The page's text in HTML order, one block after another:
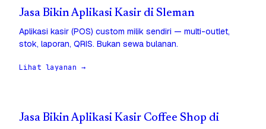
Jasa Bikin Aplikasi Kasir di Sleman
Aplikasi kasir (POS) custom milik sendiri — multi-outlet,
stok, laporan, QRIS. Bukan sewa bulanan.
Lihat layanan →
Jasa Bikin Aplikasi Kasir Coffee Shop di